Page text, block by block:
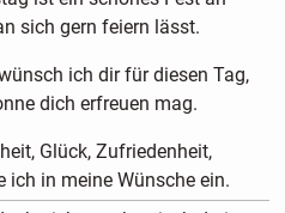
sich gern feiern lässt.
ich dir für diesen Tag,
dich erfreuen mag.
Glück, Zufriedenheit,
ich in meine Wünsche ein.